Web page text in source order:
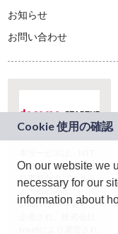
お知らせ
お問い合わせ
ドコモグループの新
規事業創出プログラ
ム「docomo
STARTUP」を通じて
On our website we
necessary for our
information about